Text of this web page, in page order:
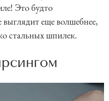
Это будто
еще волшебнее,
стальных шпилек.